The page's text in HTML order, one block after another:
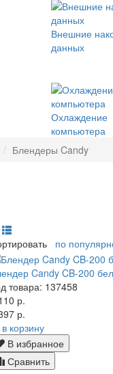
Внешние
данных
Охлаждение
компьютера
Блендеры Candy
по
Candy CB-200
товара: 137458
р.
р.
в корзину
В избранное
Сравнить